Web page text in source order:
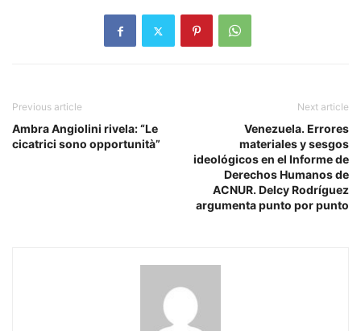
Previous article
Ambra Angiolini rivela: “Le
cicatrici sono opportunità”
Next article
Venezuela. Errores
materiales y sesgos
ideológicos en el Informe de
Derechos Humanos de
ACNUR. Delcy Rodríguez
argumenta punto por punto